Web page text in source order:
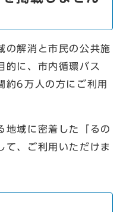
解消と市民の公共施
的に、市内循環バス
約6万人の方にご利用
域に密着した「るの
て、ご利用いただけま